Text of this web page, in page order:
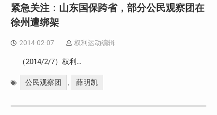
紧急关注：山东国保跨省，部分公民观察团在
徐州遭绑架
2014-02-07 权利运动编辑
（2014/2/7）权利…
公民观察团 , 薛明凯